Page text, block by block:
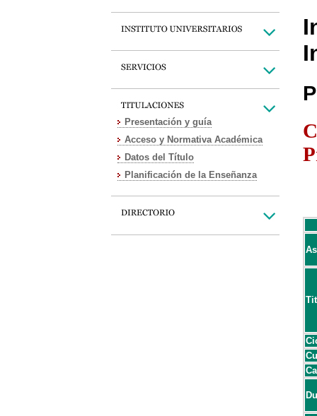
Presentación y guía
Acceso y Normativa Académica
Datos del Título
Planificación de la Enseñanza